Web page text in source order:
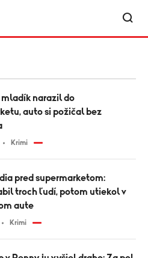
auto si požičal bez
Krimi
troch ľudí, potom utiekol v
aute
Krimi